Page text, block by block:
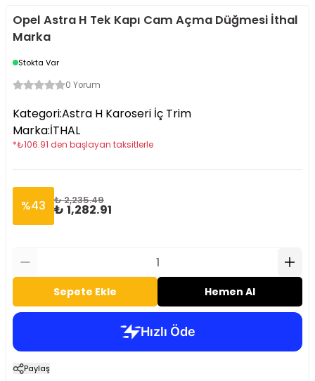
Opel Astra H Tek Kapı Cam Açma Düğmesi İthal
Marka
Stokta Var
0 Yorum
Kategori:Astra H Karoseri İç Trim
Marka:İTHAL
*₺106.91 den başlayan taksitlerle
%43 ₺ 2,235.49
₺ 1,282.91
Sepete Ekle Hemen Al
Paylaş